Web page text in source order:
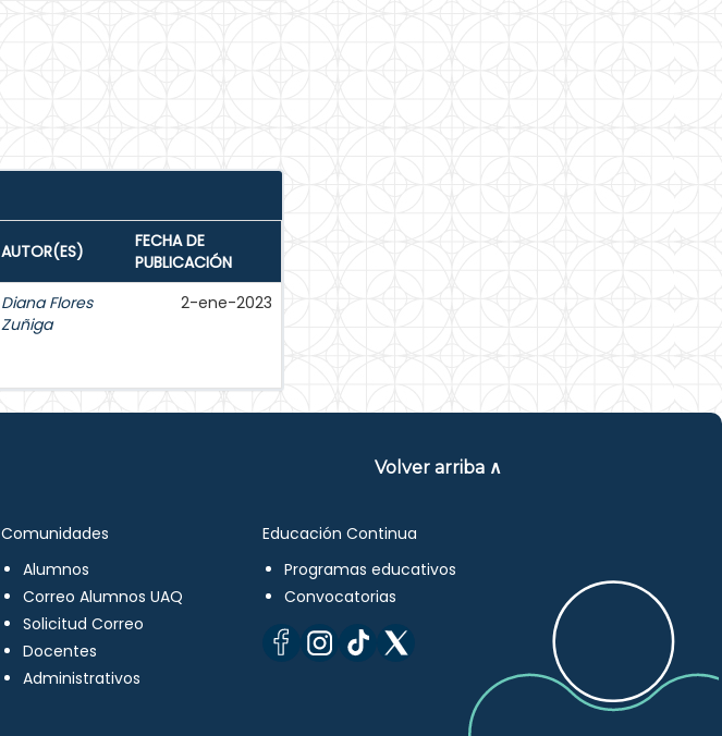
AUTOR(ES)
FECHA DE
PUBLICACIÓN
Diana Flores
Zuñiga
2-ene-2023
Volver arriba ∧
Comunidades
Alumnos
Correo Alumnos UAQ
Solicitud Correo
Docentes
Administrativos
Educación Continua
Programas educativos
Convocatorias